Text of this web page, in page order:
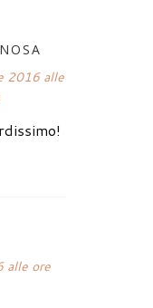
2016 alle
alle ore